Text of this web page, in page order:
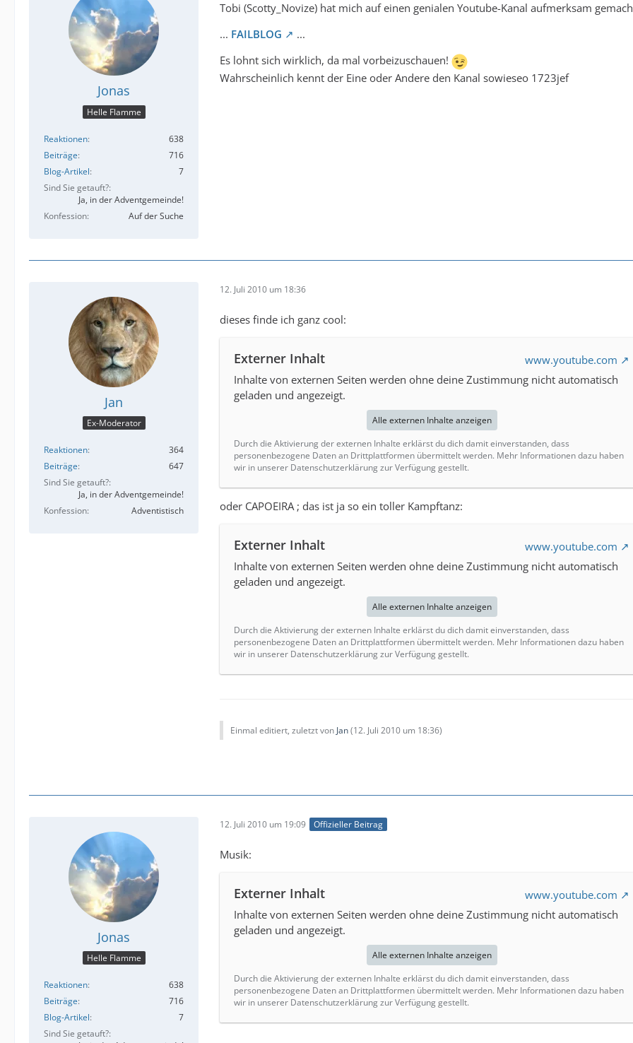
Jonas
Helle Flamme
Reaktionen
638
Beiträge
716
Blog-Artikel
7
Sind Sie getauft?
Ja, in der Adventgemeinde!
Konfession
Auf der Suche
Tobi (Scotty_Novize) hat mich auf einen genialen Youtube-Kanal aufmerksam
... FAILBLOG
...
Es lohnt sich wirklich, da mal vorbeizuschauen!
Wahrscheinlich kennt der Eine oder Andere den Kanal sowieseo 1723jef
Jan
Ex-Moderator
Reaktionen
364
Beiträge
647
Sind Sie getauft?
Ja, in der Adventgemeinde!
Konfession
Adventistisch
12. Juli 2010 um 18:36
dieses finde ich ganz cool:
Externer Inhalt
www.youtube.com
Inhalte von externen Seiten werden ohne deine Zustimmung nicht automatisch
geladen und angezeigt.
Alle externen Inhalte anzeigen
Durch die Aktivierung der externen Inhalte erklärst du dich damit einverstanden, dass
personenbezogene Daten an Drittplattformen übermittelt werden. Mehr Informationen dazu haben
wir in unserer Datenschutzerklärung zur Verfügung gestellt.
oder CAPOEIRA ; das ist ja so ein toller Kampftanz:
Externer Inhalt
www.youtube.com
Inhalte von externen Seiten werden ohne deine Zustimmung nicht automatisch
geladen und angezeigt.
Alle externen Inhalte anzeigen
Durch die Aktivierung der externen Inhalte erklärst du dich damit einverstanden, dass
personenbezogene Daten an Drittplattformen übermittelt werden. Mehr Informationen dazu haben
wir in unserer Datenschutzerklärung zur Verfügung gestellt.
Einmal editiert, zuletzt von Jan(12. Juli 2010 um 18:36)
Jonas
Helle Flamme
Reaktionen
638
Beiträge
716
Blog-Artikel
7
Sind Sie getauft?
12. Juli 2010 um 19:09 Offizieller Beitrag
Musik:
Externer Inhalt
www.youtube.com
Inhalte von externen Seiten werden ohne deine Zustimmung nicht automatisch
geladen und angezeigt.
Alle externen Inhalte anzeigen
Durch die Aktivierung der externen Inhalte erklärst du dich damit einverstanden, dass
personenbezogene Daten an Drittplattformen übermittelt werden. Mehr Informationen dazu haben
wir in unserer Datenschutzerklärung zur Verfügung gestellt.